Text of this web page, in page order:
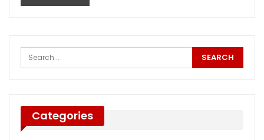
Categories